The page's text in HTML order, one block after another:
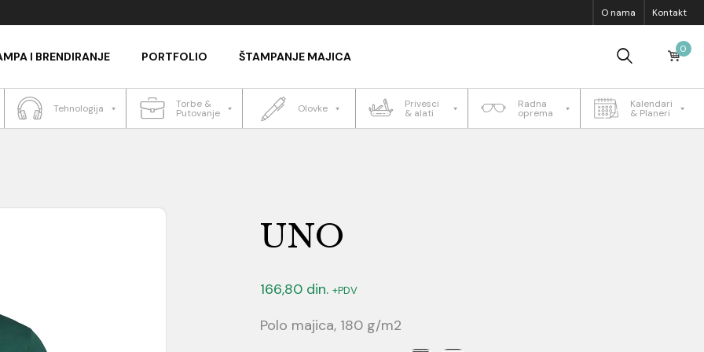
O nama Kontakt
I BRENDIRANJE PORTFOLIO ŠTAMPANJE MAJICA
0
Tehnologija Torbe &
Putovanje Olovke Privesci
& alati
Radna
oprema
Kalendari
& Planeri
UNO
166,80 din. +PDV
Polo majica, 180 g/m2